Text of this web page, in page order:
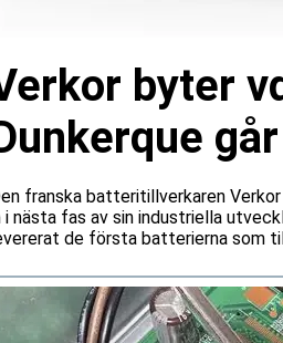
byter
franska batteritillverkaren
i nästa fas av sin industriella
de första batterierna som